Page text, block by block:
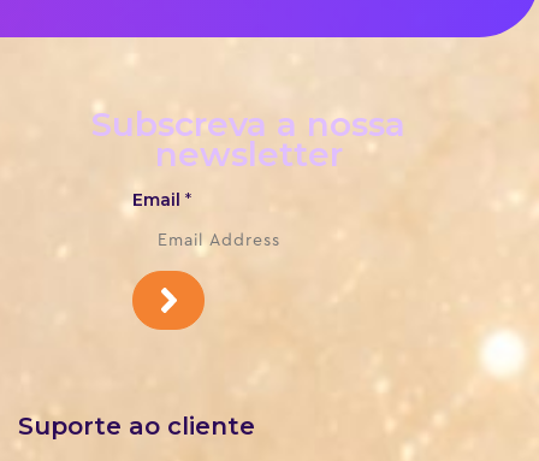
Subscreva a nossa
newsletter
Email *
Suporte ao cliente